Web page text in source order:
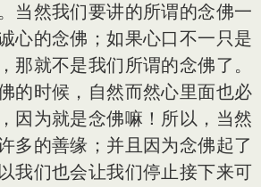
当然我们要讲的所谓的念佛一
心的念佛；如果心口不一只是
那就不是我们所谓的念佛了。
的时候，自然而然心里面也必
因为就是念佛嘛！所以，当然
多的善缘；并且因为念佛起了
我们也会让我们停止接下来可